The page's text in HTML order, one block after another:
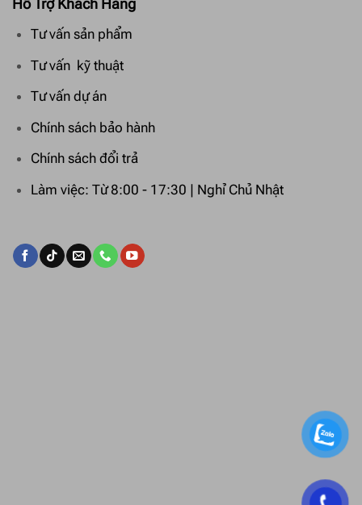
Hỗ Trợ Khách Hàng
Tư vấn sản phẩm
Tư vấn kỹ thuật
Tư vấn dự án
Chính sách bảo hành
Chính sách đổi trả
Làm việc: Từ 8:00 - 17:30 | Nghỉ Chủ Nhật